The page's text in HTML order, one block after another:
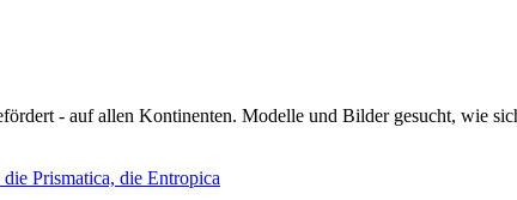
- auf allen Kontinenten. Modelle und Bilder gesucht, wie
Prismatica, die Entropica